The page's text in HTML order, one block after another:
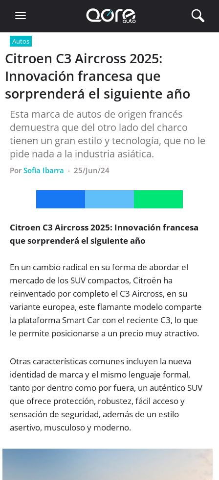
Toggle
Autos
Citroen C3 Aircross 2025:
Innovación francesa que
sorprenderá el siguiente año
Esta marca de autos de origen francés
demuestra que del otro lado del charco
tienen un gran estilo y tecnología, que no le
pide nada a la industria asiática.
Por Sofía Ibarra 25/Jun/24
Citroen C3 Aircross 2025: Innovación francesa
que sorprenderá el siguiente año
En un cambio radical en su forma de abordar el
mercado de los SUV compactos, Citroën ha
reinventado por completo el C3 Aircross, en su
variante europea, este flamante modelo comparte
la plataforma Smart Car con el reciente C3, lo que
le permite posicionarse a un precio muy atractivo.
Otras características comunes incluyen la nueva
identidad de marca y el mismo lenguaje formal,
tanto por dentro como por fuera, un auténtico SUV
que ofrece protección, robustez, fácil acceso y
sensación de seguridad, además de un estilo
asertivo, musculoso y moderno.